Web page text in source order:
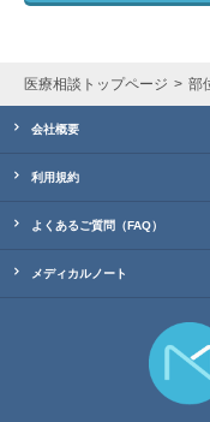
医療相談トップページ 部
会社概要
利用規約
よくあるご質問（FAQ）
メディカルノート